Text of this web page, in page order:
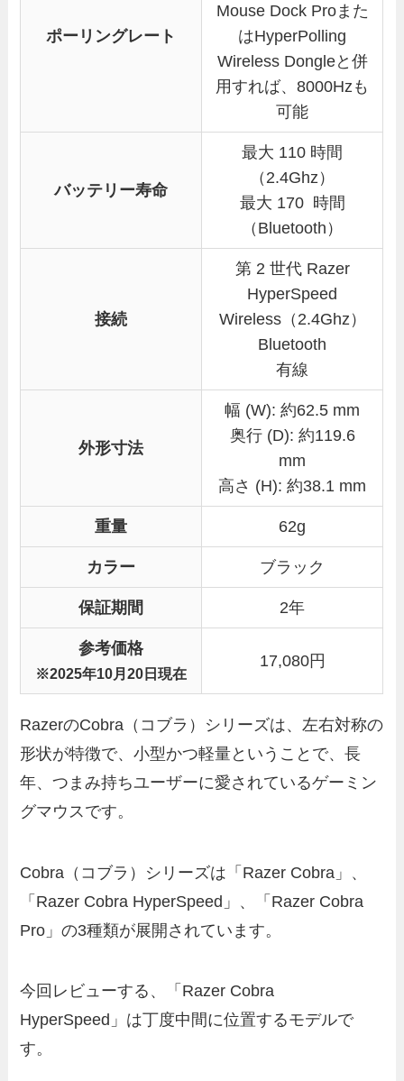
ポーリングレート
Mouse Dock Proまた
はHyperPolling
Wireless Dongleと併
用すれば、8000Hzも
可能
バッテリー寿命
最大 110 時間
（2.4Ghz）
最大 170 時間
（Bluetooth）
接続
第 2 世代 Razer
HyperSpeed
Wireless（2.4Ghz）
Bluetooth
有線
外形寸法
幅 (W): 約62.5 mm
奥行 (D): 約119.6
mm
高さ (H): 約38.1 mm
重量 62g
カラー ブラック
保証期間 2年
参考価格
※2025年10月20日現在
17,080円
RazerのCobra（コブラ）シリーズは、左右対称の
形状が特徴で、小型かつ軽量ということで、長
年、つまみ持ちユーザーに愛されているゲーミン
グマウスです。
Cobra（コブラ）シリーズは「Razer Cobra」、
「Razer Cobra HyperSpeed」、「Razer Cobra
Pro」の3種類が展開されています。
今回レビューする、「Razer Cobra
HyperSpeed」は丁度中間に位置するモデルで
す。